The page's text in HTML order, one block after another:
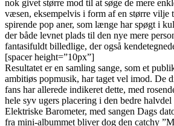
nok givet større mod til at søge de mere
væsen, eksempelvis i form af en større vilje
spirende pop aner, som længe har spøgt i
der både levnet plads til den nye mere
fantasifuldt billedlige, der også
[spacer height=”10px”]
Resultatet er en samling sange, som et
ambitiøs popmusik, har taget vel imod. De
fans har allerede indikeret dette, med
hele syv ugers placering i den bedre halvdel
Elektriske Barometer, med sangen Dags
fra mini-albummet bliver dog den catchy